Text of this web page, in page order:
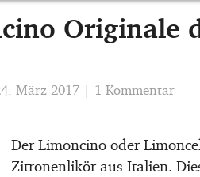
Originale
März 2017 | 1 Kommentar
Der Limoncino oder
Zitronenlikör aus Italien.